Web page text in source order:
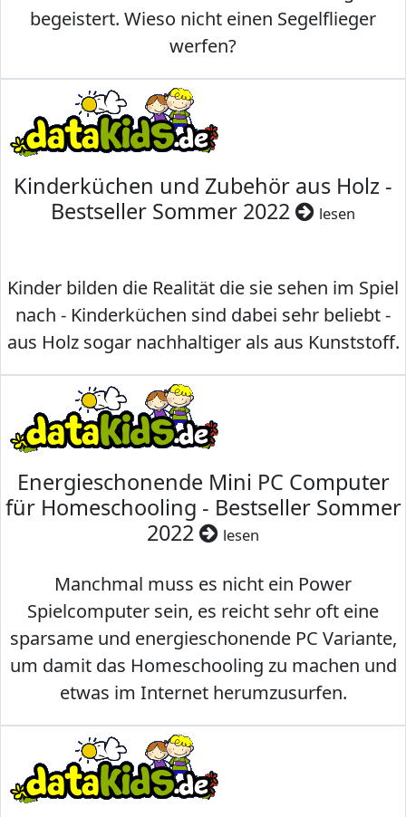
begeistert. Wieso nicht einen Segelflieger
werfen?
Kinderküchen und Zubehör aus Holz -
Bestseller Sommer 2022
lesen
Kinder bilden die Realität die sie sehen im Spiel
nach - Kinderküchen sind dabei sehr beliebt -
aus Holz sogar nachhaltiger als aus Kunststoff.
Energieschonende Mini PC Computer
für Homeschooling - Bestseller Sommer
2022
lesen
Manchmal muss es nicht ein Power
Spielcomputer sein, es reicht sehr oft eine
sparsame und energieschonende PC Variante,
um damit das Homeschooling zu machen und
etwas im Internet herumzusurfen.